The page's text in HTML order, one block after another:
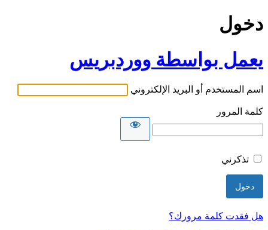
دخول
يعمل بواسطة ووردبريس
اسم المستخدم أو البريد الإلكتروني
كلمة المرور
تذكرني
هل فقدت كلمة مرورك؟